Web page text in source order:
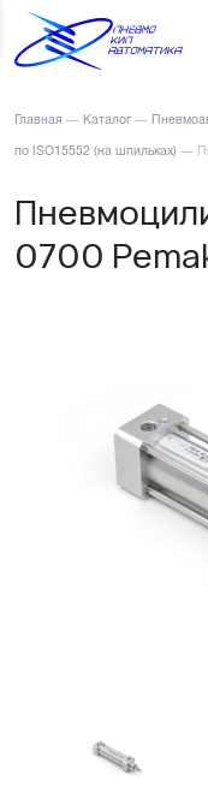
Главная — Каталог —
по ISO15552 (на шпильках) —
0700